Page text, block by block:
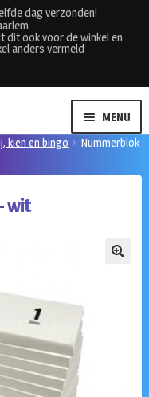
dag verzonden!
dit ook voor de winkel en
anders vermeld
MENU
kien en bingo
Nummerblok
wit